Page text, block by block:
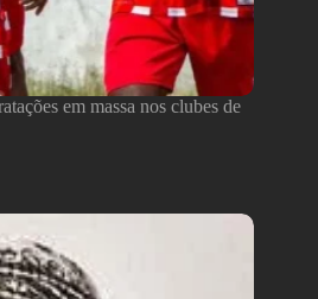
em massa nos clubes de